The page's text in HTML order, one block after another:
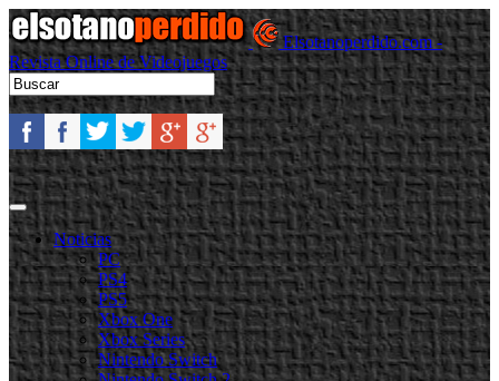
Elsotanoperdido.com -
Revista Online de Videojuegos
Noticias
PC
PS4
PS5
Xbox One
Xbox Series
Nintendo Switch